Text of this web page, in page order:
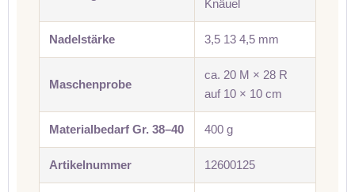
Knäuel
Nadelstärke 3,5 13 4,5 mm
Maschenprobe
ca. 20 M × 28 R
auf 10 × 10 cm
Materialbedarf Gr. 38–40 400 g
Artikelnummer 12600125